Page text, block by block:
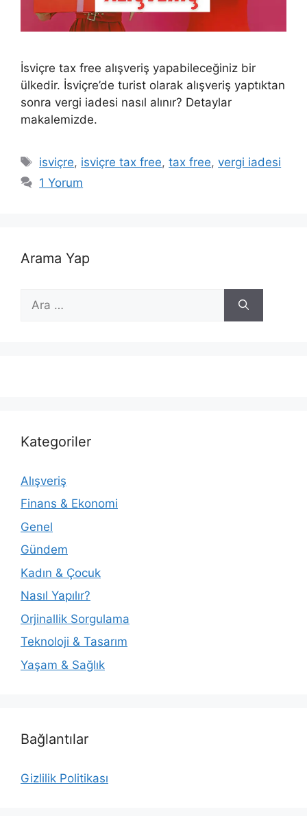
İsviçre tax free alışveriş yapabileceğiniz bir
ülkedir. İsviçre’de turist olarak alışveriş yaptıktan
sonra vergi iadesi nasıl alınır? Detaylar
makalemizde.
Etiketler
isviçre, isviçre tax free,tax free,vergi iadesi
1 Yorum
Arama Yap
ara
Kategoriler
Alışveriş
Finans & Ekonomi
Genel
Gündem
Kadın & Çocuk
Nasıl Yapılır?
Orjinallik Sorgulama
Teknoloji & Tasarım
Yaşam & Sağlık
Bağlantılar
Gizlilik Politikası